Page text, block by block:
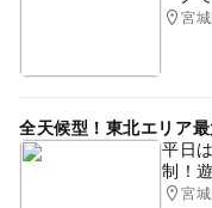
宮
全天候型！東北エリア
平日
制！
宮